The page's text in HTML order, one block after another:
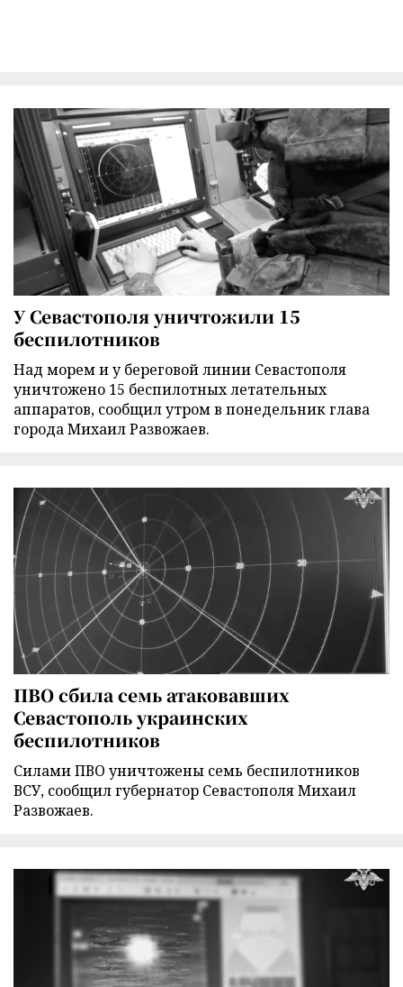
У Севастополя уничтожили 15
беспилотников
Над морем и у береговой линии Севастополя
уничтожено 15 беспилотных летательных
аппаратов, сообщил утром в понедельник глава
города Михаил Развожаев.
ПВО сбила семь атаковавших
Севастополь украинских
беспилотников
Силами ПВО уничтожены семь беспилотников
ВСУ, сообщил губернатор Севастополя Михаил
Развожаев.